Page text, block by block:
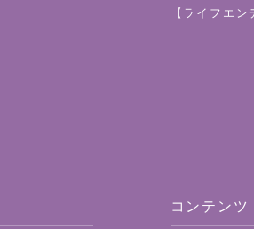
【ライフエ
コンテンツ